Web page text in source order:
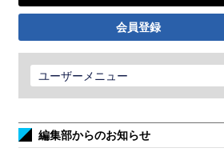
会員登録
ユーザーメニュー
編集部からのお知らせ